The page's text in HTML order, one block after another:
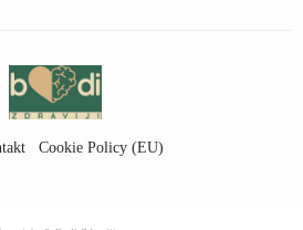
Cookie Policy (EU)